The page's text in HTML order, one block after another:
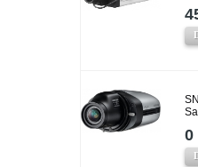
0